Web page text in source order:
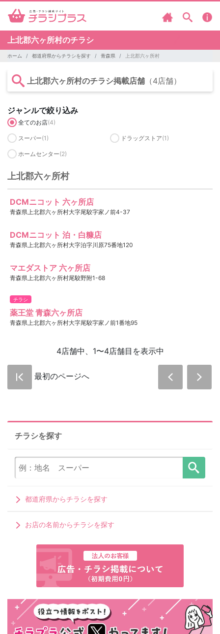
上北郡六ヶ所村のチラシ
ホーム 都道府県からチラシを探す 青森県 上北郡六ヶ所村
上北郡六ヶ所村のチラシ掲載店舗 （4店舗）
ジャンルで絞り込み
全てのお店(4)
スーパー(1) ドラッグストア(1)
ホームセンター(2)
上北郡六ヶ所村
DCMニコット 六ヶ所店
青森県上北郡六ヶ所村大字尾駮字家ノ前4-37
DCMニコット 泊・白糠店
青森県上北郡六ヶ所村大字泊字川原75番地120
マエダストア 六ヶ所店
青森県上北郡六ヶ所村尾駮野附1-68
チラシ
薬王堂 青森六ヶ所店
青森県上北郡六ヶ所村大字尾駮字家ノ前1番地95
4店舗中、1〜4店舗目を表示中
最初のページへ
チラシを探す
都道府県からチラシを探す
お店の名前からチラシを探す